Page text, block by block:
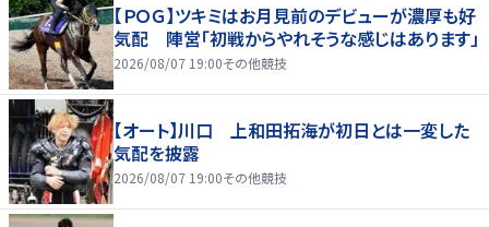
【ＰＯＧ】ツキミはお月見前のデビューが濃厚も好
気配 陣営「初戦からやれそうな感じはあります」
2026/08/07 19:00その他競技
【オート】川口 上和田拓海が初日とは一変した
気配を披露
2026/08/07 19:00その他競技